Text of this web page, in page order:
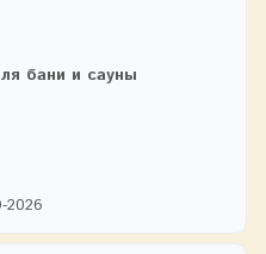
бани и сауны
2026